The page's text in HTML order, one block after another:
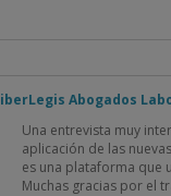
iberLegis Abogados
Una entrevista muy
aplicación de las
es una plataforma que
Muchas gracias por el